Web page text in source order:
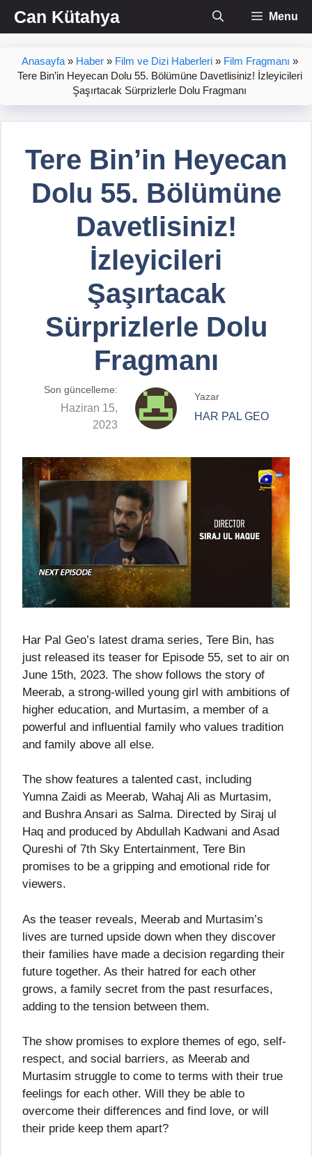
İçeriğe
atlaCan Kütahya Menu
Anasayfa» Haber» Film ve Dizi Haberleri» Film Fragmanı »
Tere Bin’in Heyecan Dolu 55. Bölümüne Davetlisiniz! İzleyicileri
Şaşırtacak Sürprizlerle Dolu Fragmanı
Tere Bin’in Heyecan
Dolu 55. Bölümüne
Davetlisiniz!
İzleyicileri
Şaşırtacak
Sürprizlerle Dolu
Fragmanı
Son güncelleme:
Haziran 15,
2023
Yazar
HAR PAL GEO
Har Pal Geo’s latest drama series, Tere Bin, has
just released its teaser for Episode 55, set to air on
June 15th, 2023. The show follows the story of
Meerab, a strong-willed young girl with ambitions of
higher education, and Murtasim, a member of a
powerful and influential family who values tradition
and family above all else.
The show features a talented cast, including
Yumna Zaidi as Meerab, Wahaj Ali as Murtasim,
and Bushra Ansari as Salma. Directed by Siraj ul
Haq and produced by Abdullah Kadwani and Asad
Qureshi of 7th Sky Entertainment, Tere Bin
promises to be a gripping and emotional ride for
viewers.
As the teaser reveals, Meerab and Murtasim’s
lives are turned upside down when they discover
their families have made a decision regarding their
future together. As their hatred for each other
grows, a family secret from the past resurfaces,
adding to the tension between them.
The show promises to explore themes of ego, self-
respect, and social barriers, as Meerab and
Murtasim struggle to come to terms with their true
feelings for each other. Will they be able to
overcome their differences and find love, or will
their pride keep them apart?